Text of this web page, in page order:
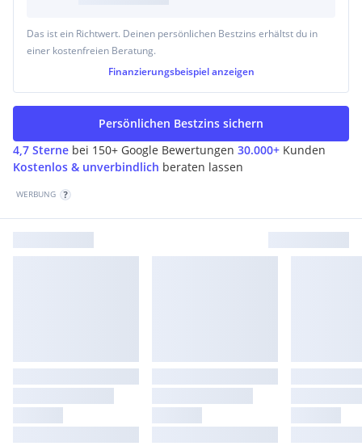
Das ist ein Richtwert. Deinen persönlichen Bestzins erhältst du in
einer kostenfreien Beratung.
Finanzierungsbeispiel anzeigen
4,7 Sterne bei 150+ Google Bewertungen 30.000+ Kunden
Kostenlos & unverbindlich beraten lassen
Persönlichen Bestzins sichern
WERBUNG